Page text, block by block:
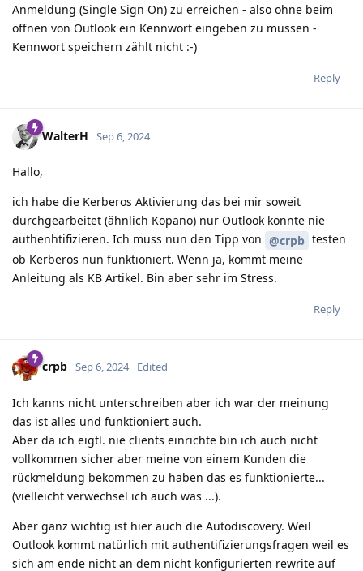
Anmeldung (Single Sign On) zu erreichen - also ohne beim
öffnen von Outlook ein Kennwort eingeben zu müssen -
Kennwort speichern zählt nicht :-)
Reply
WalterH Sep 6, 2024
Hallo,
ich habe die Kerberos Aktivierung das bei mir soweit
durchgearbeitet (ähnlich Kopano) nur Outlook konnte nie
authenhtifizieren. Ich muss nun den Tipp von @crpb testen
ob Kerberos nun funktioniert. Wenn ja, kommt meine
Anleitung als KB Artikel. Bin aber sehr im Stress.
Reply
crpb Sep 6, 2024 Edited
Ich kanns nicht unterschreiben aber ich war der meinung
das ist alles und funktioniert auch.
Aber da ich eigtl. nie clients einrichte bin ich auch nicht
vollkommen sicher aber meine von einem Kunden die
rückmeldung bekommen zu haben das es funktionierte...
(vielleicht verwechsel ich auch was ...).
Aber ganz wichtig ist hier auch die Autodiscovery. Weil
Outlook kommt natürlich mit authentifizierungsfragen weil es
sich am ende nicht an dem nicht konfigurierten rewrite auf